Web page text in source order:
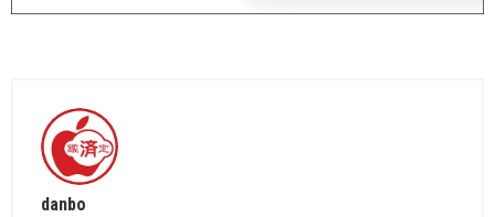
danbo